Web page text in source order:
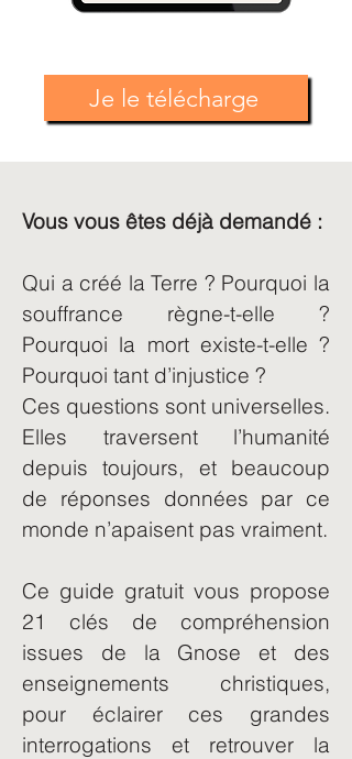
Je le télécharge
Vous vous êtes déjà demandé :
Qui a créé la Terre ? Pourquoi la
souffrance règne-t-elle ?
Pourquoi la mort existe-t-elle ?
Pourquoi tant d’injustice ?
Ces questions sont universelles.
Elles traversent l’humanité
depuis toujours, et beaucoup
de réponses données par ce
monde n’apaisent pas vraiment.
Ce guide gratuit vous propose
21 clés de compréhension
issues de la Gnose et des
enseignements christiques,
pour éclairer ces grandes
interrogations et retrouver la